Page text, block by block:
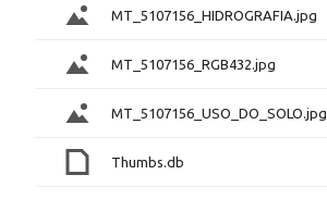
MT_5107156_HIDROGRAFIA.jpg
MT_5107156_RGB432.jpg
MT_5107156_USO_DO_SOLO.jpg
Thumbs.db